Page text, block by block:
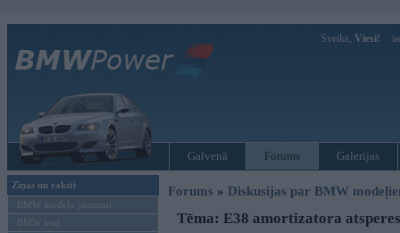
Sveiks, Viesi!
Galvenā Forums Galerijas
Ziņas un raksti
BMW modeļu jaunumi
BMW testi
Forums » Diskusijas par BMW
Tēma: E38 amortizatora atsperes